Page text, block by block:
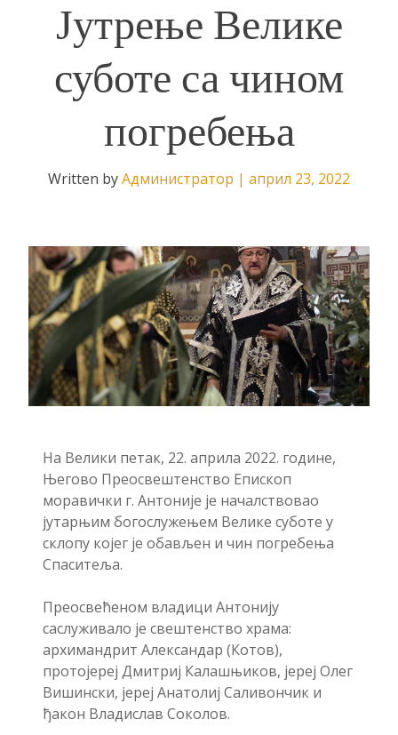
Јутрење Велике
суботе са чином
погребења
Written byАдминистратор | април 23, 2022
На Велики петак, 22. априла 2022. године,
Његово Преосвештенство Епископ
моравички г. Антоније је началствовао
јутарњим богослужењем Велике суботе у
склопу којег је обављен и чин погребења
Спаситеља.
Преосвећеном владици Антонију
саслуживало је свештенство храма:
архимандрит Александар (Котов),
протојереј Дмитриј Калашњиков, јереј Олег
Вишински, јереј Анатолиј Саливончик и
ђакон Владислав Соколов.